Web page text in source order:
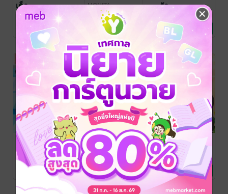
เด็ก
MONITA
นิยายรักวัยรุ่น
5 Rating
MONITA
นิยายรัก
5 Rating
รัก
MONITA
นิยายโรมานซ์
4 Rating
ไขรักหมอเถื่อน
MONITA
นิยายรักวัยรุ่น
เค้นรักสาวรอย
สัก
MONITA
นิยายโรมานซ์
13 Rating
รักเกี่ยวใจยัย
เด็กติ่ง
MONITA
นิยายรักวัยรุ่น
11 Rating